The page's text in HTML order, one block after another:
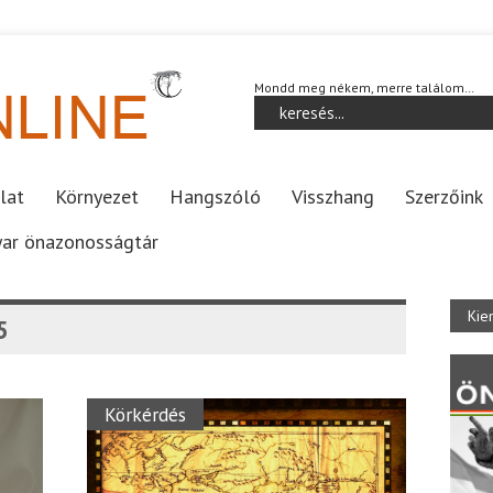
Mondd meg nékem, merre találom…
Környezet Hangszóló Visszhang
Szerzőink
önazonosságtár
Körkérdés